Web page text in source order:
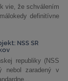
vie, že schválením
definitívne
NSS SR
republiky (NSS
nebol zaradený v